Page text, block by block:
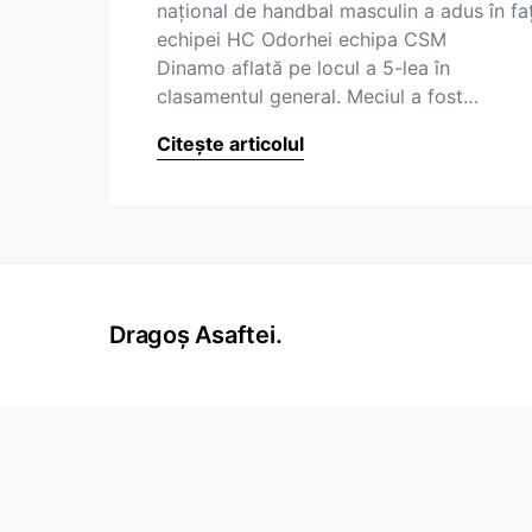
național de handbal masculin a adus în
echipei HC Odorhei echipa CSM
Dinamo aflată pe locul a 5-lea în
clasamentul general. Meciul a fost…
Citește articolul
Dragoș Asaftei.